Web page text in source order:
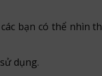
bạn có thể nhìn
dụng.